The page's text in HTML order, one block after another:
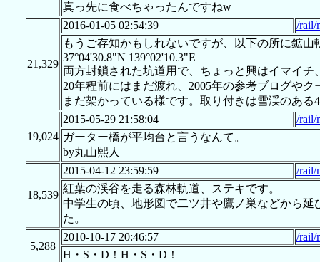
真っ先に食べちゃったんですねw
21,329
2016-01-05 02:54:39
/rail/
もうご存知かもしれないですが、以下の所に鉱山
37°04'30.8"N 139°02'10.3"E
両方封鎖された坑道用で、ちょっと興はイマイ
20年程前にはまだ渡れ、2005年の参考ブログやク
まだ架かっている様です。取り付きは雪渓のあ
19,024
2015-05-29 21:58:04
/rail/
ガーター橋が平均台と言うなんて。
by丸山熙人
18,539
2015-04-12 23:59:59
/rail/
紅葉の渓谷を走る森林軌道、ステキです。
中学生の頃、地形図で二ツ井や鷹ノ巣などから
た。
5,288
2010-10-17 20:46:57
/rail/
H・S・D！H・S・D！